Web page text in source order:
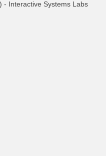
- Interactive Systems Labs